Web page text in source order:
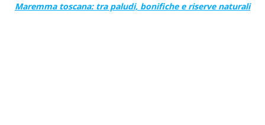
Maremma toscana: tra paludi, bonifiche e riserve naturali